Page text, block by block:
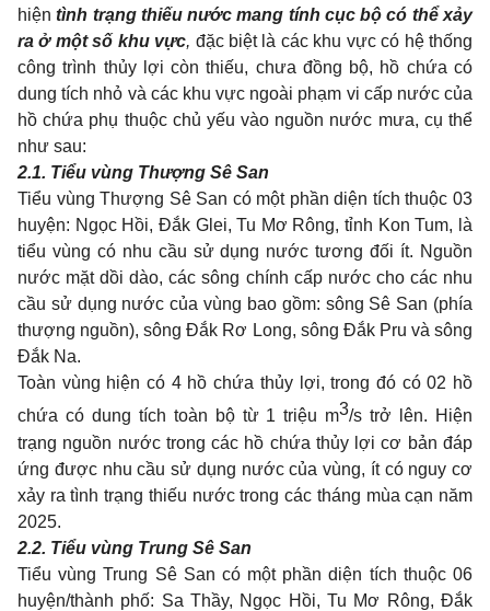
hiệntình trạng thiếu nước mang tính cục bộ có thể xảy
ra ở một số khu vực, đặc biệt là các khu vực có hệ thống
công trình thủy lợi còn thiếu, chưa đồng bộ, hồ chứa có
dung tích nhỏ và các khu vực ngoài phạm vi cấp nước của
hồ chứa phụ thuộc chủ yếu vào nguồn nước mưa, cụ thể
như sau:
2.1. Tiểu vùng Thượng Sê San
Tiểu vùng Thượng Sê San có một phần diện tích thuộc 03
huyện: Ngọc Hồi, Đắk Glei, Tu Mơ Rông, tỉnh Kon Tum, là
tiểu vùng có nhu cầu sử dụng nước tương đối ít. Nguồn
nước mặt dồi dào, các sông chính cấp nước cho các nhu
cầu sử dụng nước của vùng bao gồm: sông Sê San (phía
thượng nguồn), sông Đắk Rơ Long, sông Đắk Pru và sông
Đắk Na.
Toàn vùng hiện có 4 hồ chứa thủy lợi, trong đó có 02 hồ
chứa có dung tích toàn bộ từ 1 triệu m3/s trở lên. Hiện
trạng nguồn nước trong các hồ chứa thủy lợi cơ bản đáp
ứng được nhu cầu sử dụng nước của vùng, ít có nguy cơ
xảy ra tình trạng thiếu nước trong các tháng mùa cạn năm
2025.
2.2. Tiểu vùng Trung Sê San
Tiểu vùng Trung Sê San có một phần diện tích thuộc 06
huyện/thành phố: Sa Thầy, Ngọc Hồi, Tu Mơ Rông, Đắk